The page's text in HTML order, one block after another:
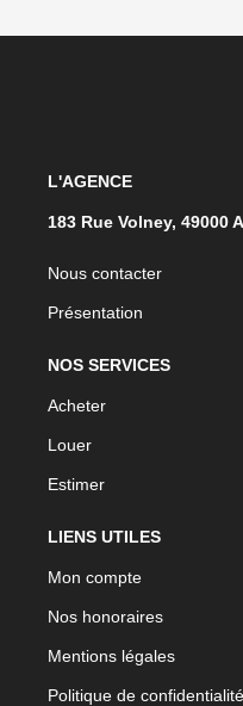
L'AGENCE
183 Rue Volney, 49000
Nous contacter
Présentation
NOS SERVICES
Acheter
Louer
Estimer
LIENS UTILES
Mon compte
Nos honoraires
Mentions légales
Politique de confidentialité